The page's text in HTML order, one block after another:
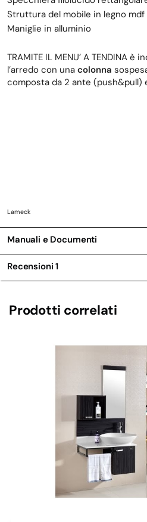
Struttura del mobile in legno mdf
Maniglie in alluminio
TRAMITE IL MENU’ A TENDINA
l’arredo con una colonna
composta da 2 ante (push&pull)
Lameck
Manuali e Documenti
Recensioni1
Prodotti correlati